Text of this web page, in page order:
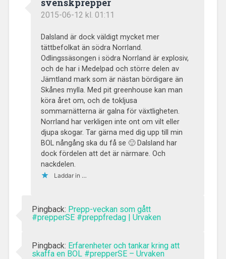
svenskprepper
2015-06-12 kl. 01:11
Dalsland är dock väldigt mycket mer
tättbefolkat än södra Norrland.
Odlingssäsongen i södra Norrland är explosiv,
och de har i Medelpad och större delen av
Jämtland mark som är nästan bördigare än
Skånes mylla. Med pit greenhouse kan man
köra året om, och de tokljusa
sommarnätterna är galna för växtligheten.
Norrland har verkligen inte ont om vilt eller
djupa skogar. Tar gärna med dig upp till min
BOL nångång ska du få se 🙂 Dalsland har
dock fördelen att det är närmare. Och
nackdelen.
Laddar in …
Pingback: Prepp-veckan som gått
#prepperSE #preppfredag | Urvaken
Pingback: Erfarenheter och tankar kring att
skaffa en BOL #prepperSE – Urvaken